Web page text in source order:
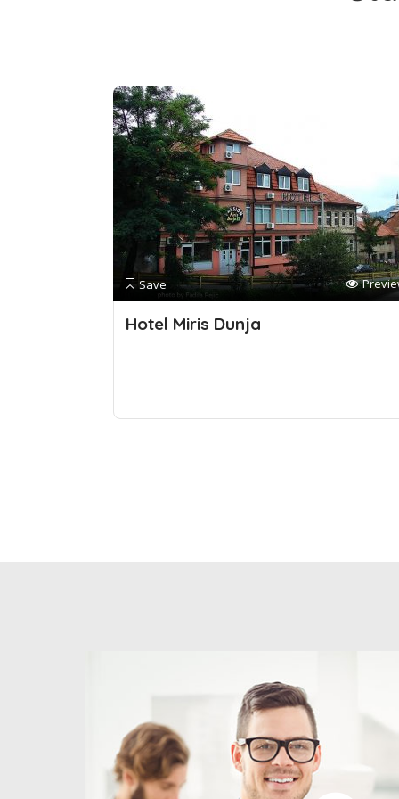
Save
Hotel Miris Dunja